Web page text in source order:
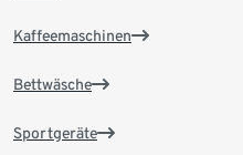
Kaffeemaschinen
Bettwäsche
Sportgeräte